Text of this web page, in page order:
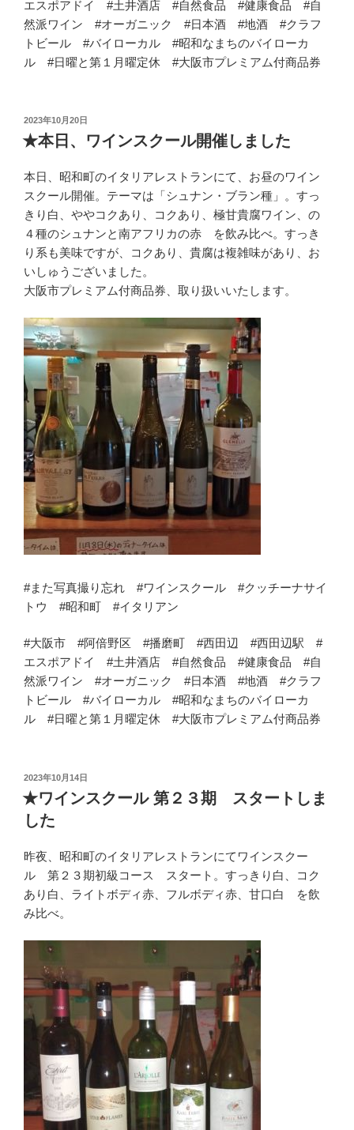
エスポアドイ #土井酒店 #自然食品 #健康食品 #自
然派ワイン #オーガニック #日本酒 #地酒 #クラフ
トビール #バイローカル #昭和なまちのバイローカ
ル #日曜と第１月曜定休 #大阪市プレミアム付商品券
投
稿
日:
2023年10月20日
★本日、ワインスクール開催しました
本日、昭和町のイタリアレストランにて、お昼のワイン
スクール開催。テーマは「シュナン・ブラン種」。すっ
きり白、ややコクあり、コクあり、極甘貴腐ワイン、の
４種のシュナンと南アフリカの赤 を飲み比べ。すっき
り系も美味ですが、コクあり、貴腐は複雑味があり、お
いしゅうございました。
大阪市プレミアム付商品券、取り扱いいたします。
#また写真撮り忘れ #ワインスクール #クッチーナサイ
トウ #昭和町 #イタリアン
#大阪市 #阿倍野区 #播磨町 #西田辺 #西田辺駅 #
エスポアドイ #土井酒店 #自然食品 #健康食品 #自
然派ワイン #オーガニック #日本酒 #地酒 #クラフ
トビール #バイローカル #昭和なまちのバイローカ
ル #日曜と第１月曜定休 #大阪市プレミアム付商品券
投
稿
日:
2023年10月14日
★ワインスクール 第２３期 スタートしま
した
昨夜、昭和町のイタリアレストランにてワインスクー
ル 第２３期初級コース スタート。すっきり白、コク
あり白、ライトボディ赤、フルボディ赤、甘口白 を飲
み比べ。